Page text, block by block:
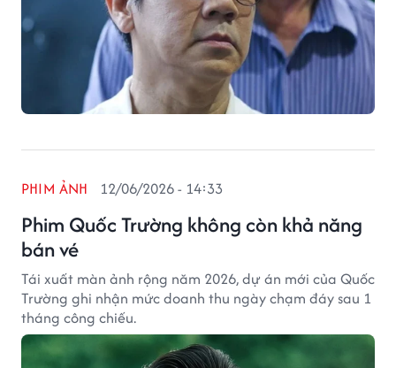
Phim Quốc Trường không còn khả năng
bán vé
PHIM ẢNH 12/06/2026 - 14:33
Tái xuất màn ảnh rộng năm 2026, dự án mới của Quốc
Trường ghi nhận mức doanh thu ngày chạm đáy sau 1
tháng công chiếu.